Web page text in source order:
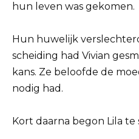
hun leven was gekomen.
Hun huwelijk
scheiding had Vivian
kans. Ze beloofde de
nodig had.
Kort daarna begon Lila